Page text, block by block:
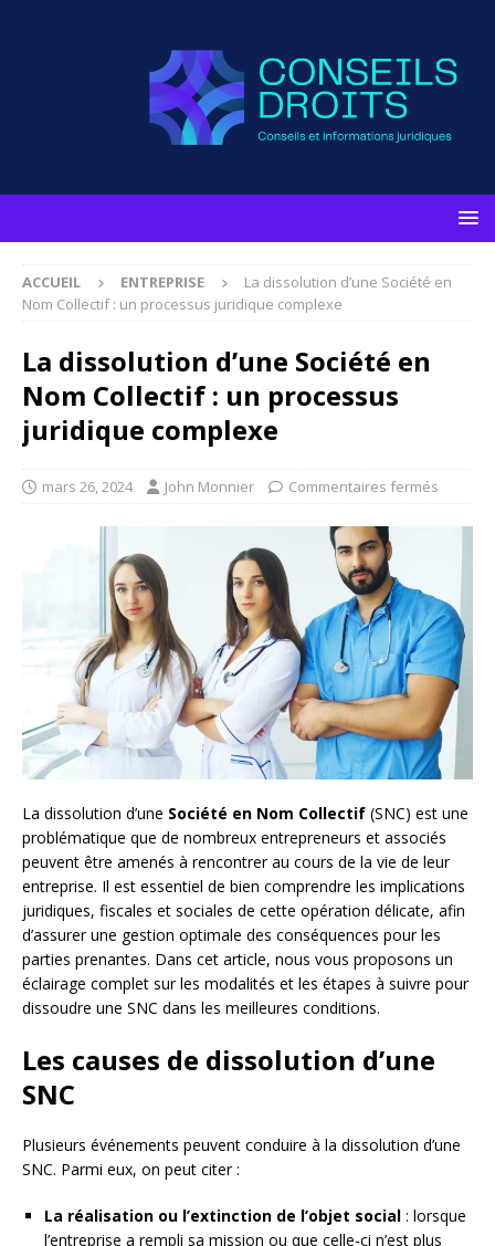
ACCUEIL ENTREPRISE
La dissolution d’une Société en
Nom Collectif : un processus juridique complexe
La dissolution d’une Société en
Nom Collectif : un processus
juridique complexe
mars 26, 2024 John Monnier Commentaires fermés
La dissolution d’une Société en Nom Collectif (SNC) est une
problématique que de nombreux entrepreneurs et associés
peuvent être amenés à rencontrer au cours de la vie de leur
entreprise. Il est essentiel de bien comprendre les implications
juridiques, fiscales et sociales de cette opération délicate, afin
d’assurer une gestion optimale des conséquences pour les
parties prenantes. Dans cet article, nous vous proposons un
éclairage complet sur les modalités et les étapes à suivre pour
dissoudre une SNC dans les meilleures conditions.
Les causes de dissolution d’une
SNC
Plusieurs événements peuvent conduire à la dissolution d’une
SNC. Parmi eux, on peut citer :
La réalisation ou l’extinction de l’objet social : lorsque
l’entreprise a rempli sa mission ou que celle-ci n’est plus